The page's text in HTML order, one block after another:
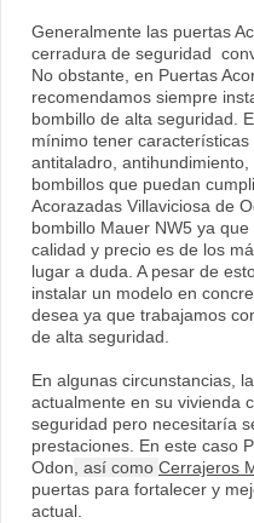
Generalmente las puertas
cerradura de seguridad
No obstante, en Puertas
recomendamos siempre
bombillo de alta seguridad.
mínimo tener
antitaladro,
bombillos que puedan
Acorazadas Villaviciosa de
bombillo Mauer NW5 ya
calidad y precio es de los
lugar a duda. A pesar de
instalar un modelo en
desea ya que trabajamos
de alta seguridad.
En algunas circunstancias,
actualmente en su vivienda
seguridad pero necesitaría
prestaciones. En este caso
Odon, así como Cerrajeros
puertas para fortalecer y
actual.